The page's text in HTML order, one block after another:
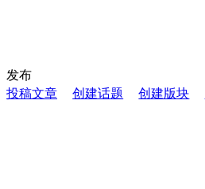
发布
投稿文章
创建话题 创建版块